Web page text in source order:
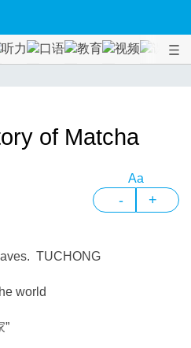
听力 口语 教育 视频 课程
of Matcha
Aa
- +
TUCHONG
world
”